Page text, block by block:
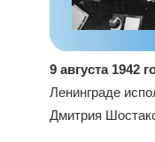
9 августа 1942
Ленинграде
Дмитрия